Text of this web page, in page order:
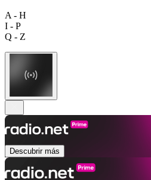
A - H
I - P
Q - Z
Descubrir más